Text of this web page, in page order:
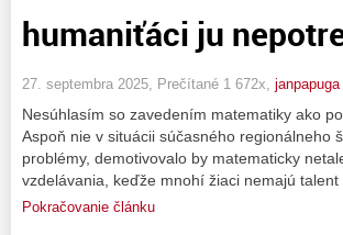
humaniťáci ju
27. septembra 2025, Prečítané 1 672x, janpapuga
Nesúhlasím so zavedením matematiky ako
Aspoň nie v situácii súčasného regionálneho
problémy, demotivovalo by matematicky
vzdelávania, keďže mnohí žiaci nemajú
Pokračovanie článku